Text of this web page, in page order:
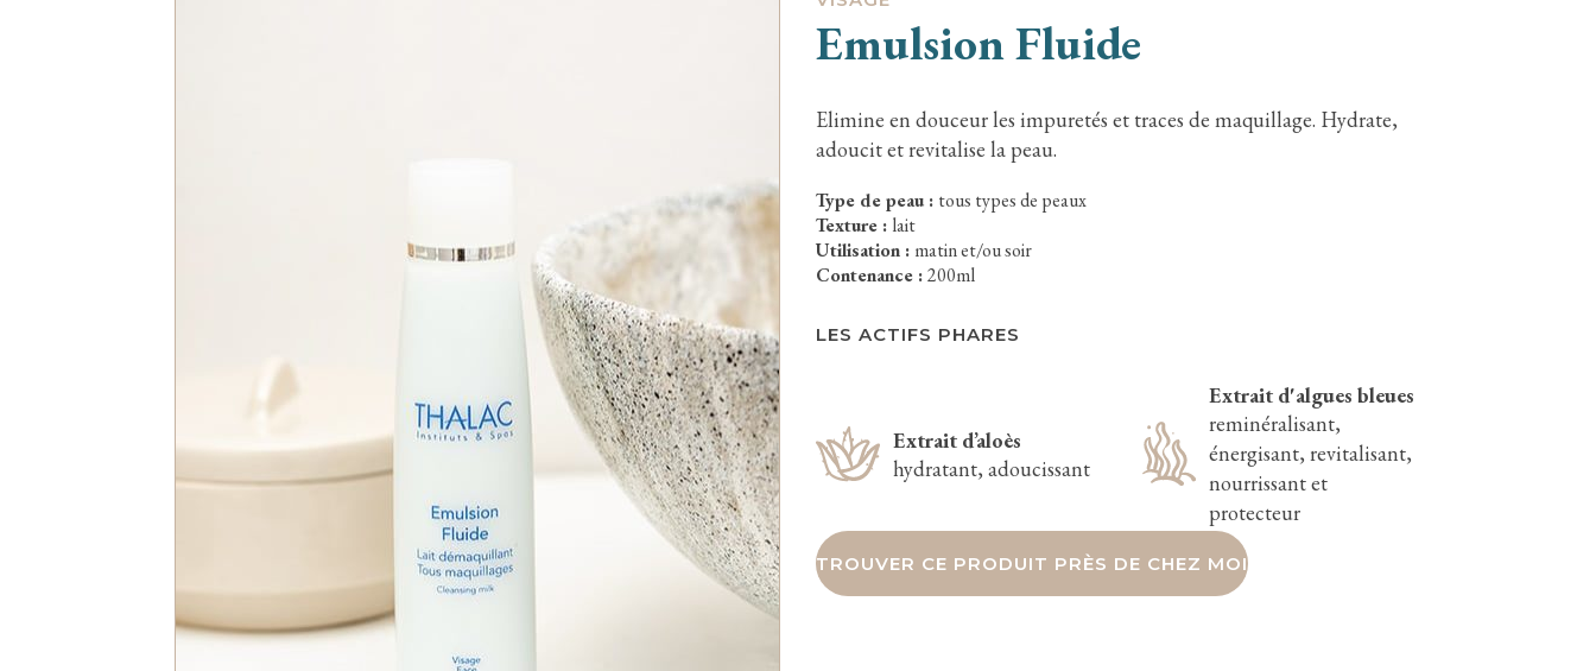
Emulsion Fluide
Elimine en douceur les impuretés et traces de maquillage. Hydrate,
adoucit et revitalise la peau.
Type de peau : tous types de peaux
Texture : lait
Utilisation : matin et/ou soir
Contenance :200ml
LES ACTIFS PHARES
Extrait d’aloès
hydratant, adoucissant
Extrait d'algues bleues
reminéralisant,
énergisant, revitalisant,
nourrissant et
protecteur
TROUVER CE PRODUIT PRÈS DE CHEZ MOI